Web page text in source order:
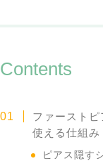
Contents
ファーストピ
使える仕組み
ピアス隠す